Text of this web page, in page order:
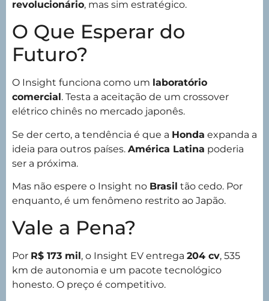
revolucionário, mas sim estratégico.
O Que Esperar do
Futuro?
O Insight funciona como um laboratório
comercial. Testa a aceitação de um crossover
elétrico chinês no mercado japonês.
Se der certo, a tendência é que a Honda expanda a
ideia para outros países. América Latina poderia
ser a próxima.
Mas não espere o Insight no Brasil tão cedo. Por
enquanto, é um fenômeno restrito ao Japão.
Vale a Pena?
Por R$ 173 mil, o Insight EV entrega 204 cv, 535
km de autonomia e um pacote tecnológico
honesto. O preço é competitivo.